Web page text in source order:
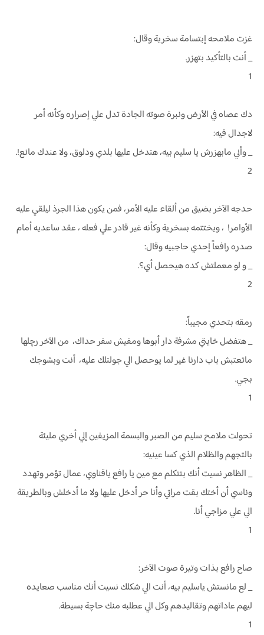
غزت ملامحه إبتسامة سخرية وقال:
_ أنت بالتأكيد بتهزر.
1
دك عصاه في الأرض ونبرة صوته الجادة تدل علي إصراره وكأنه أمر
لاجدال فيه:
_ وأني مابهزرش يا سليم بيه، هتدخل عليها بلدي ودلوق، ولا عندك مانع!.
2
حدجه الآخر بضيق من ألقاء عليه الأمر، فمن يكون هذا الجرذ ليلقي عليه
الأوامر! ، ويختتمه بسخرية وكأنه غير قادر علي فعله ، عقد ساعديه أمام
صدره رافعاً إحدي حاجبيه وقال:
_ و لو معملتش كده هيحصل أي؟.
2
رمقه بتحدي مجيباً:
_ هتفضل خايتي مشرفة دار أبوها ومفيش سفر حداك، من الآخر رچلها
ماتعتبش باب دارنا غير لما يوحصل الي جولتلك عليه، أنت وبشوجك
بجي.
1
تحولت ملامح سليم من الصبر والبسمة المزيفين إلي أخري مليئة
بالتجهم والظلام الذي كسا عينيه:
_ الظاهر نسيت أنك بتتكلم مع مين يا رافع ياقناوي، عمال تؤمر وتهدد
وناسي أن أختك بقت مراتي وأنا حر أدخل عليها ولا ما أدخلش وبالطريقة
الي علي مزاجي أنا.
1
صاح رافع بذات وتيرة صوت الآخر:
_ لع مانستش ياسليم بيه، أنت الي شكلك نسيت أنك مناسب صعايده
ليهم عاداتهم وتقاليدهم وكل الي عطلبه منك حاچة بسيطة.
1